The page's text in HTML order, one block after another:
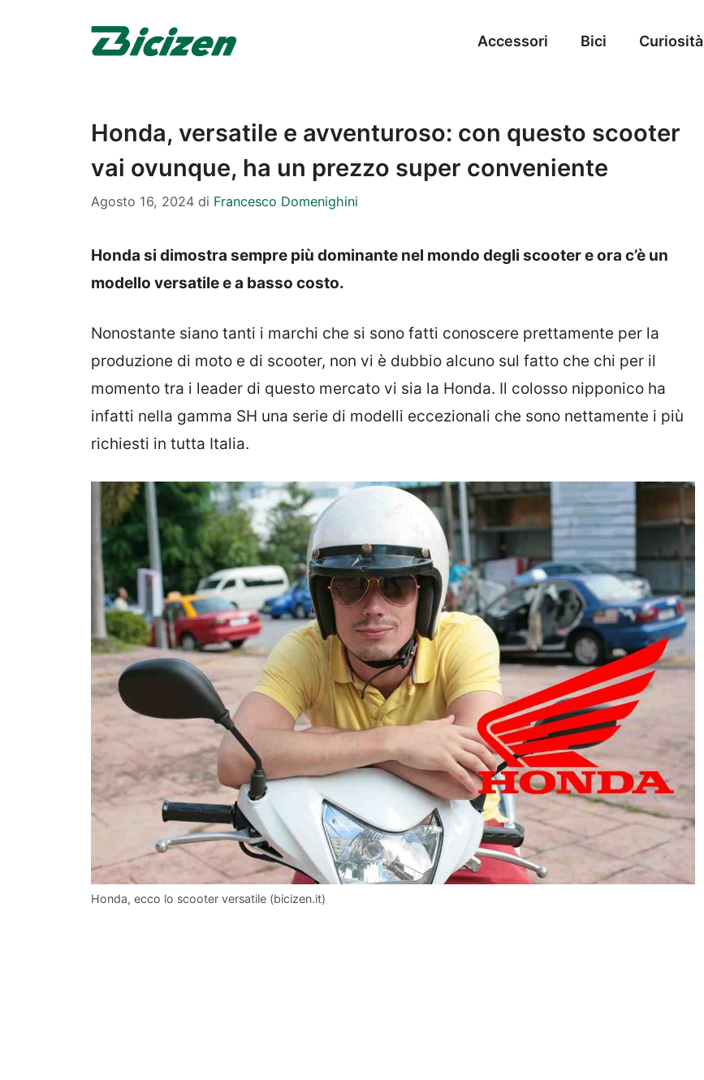
Accessori Bici Curiosità
Honda, versatile e avventuroso: con questo scooter
vai ovunque, ha un prezzo super conveniente
Agosto 16, 2024 di Francesco Domenighini
Honda si dimostra sempre più dominante nel mondo degli scooter e ora c’è un
modello versatile e a basso costo.
Nonostante siano tanti i marchi che si sono fatti conoscere prettamente per la
produzione di moto e di scooter, non vi è dubbio alcuno sul fatto che chi per il
momento tra i leader di questo mercato vi sia la Honda. Il colosso nipponico ha
infatti nella gamma SH una serie di modelli eccezionali che sono nettamente i più
richiesti in tutta Italia.
Honda, ecco lo scooter versatile (bicizen.it)